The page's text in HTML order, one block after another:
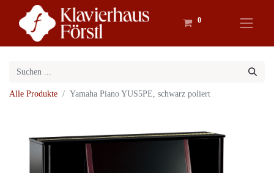
0
Alle Produkte Yamaha Piano YUS5PE, schwarz poliert